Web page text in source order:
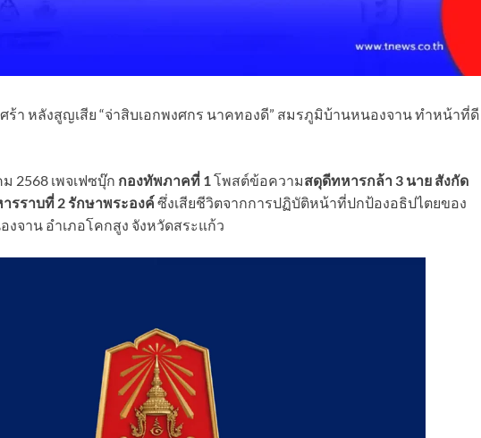
ร้า หลังสูญเสีย “จ่าสิบเอกพงศกร นาคทองดี” สมรภูมิบ้านหนองจาน ทำหน้าที่ดี
2568 เพจเฟซบุ๊ก กองทัพภาคที่ 1โพสต์ข้อความสดุดีทหารกล้า 3 นาย สังกัด
รราบที่ 2 รักษาพระองค์ ซึ่งเสียชีวิตจากการปฏิบัติหน้าที่ปกป้องอธิปไตยของ
จาน อำเภอโคกสูง จังหวัดสระแก้ว